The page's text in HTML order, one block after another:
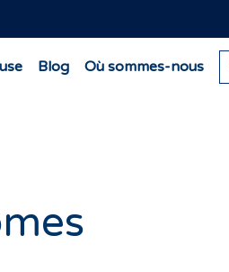
Blog Où sommes-nous